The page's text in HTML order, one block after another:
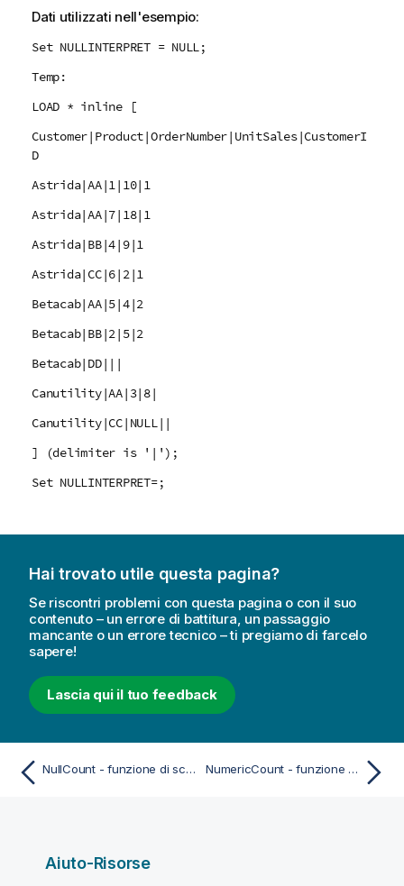
Dati utilizzati nell'esempio:
Set NULLINTERPRET = NULL;
Temp:
LOAD * inline [
Customer|Product|OrderNumber|UnitSales|CustomerI
D
Astrida|AA|1|10|1
Astrida|AA|7|18|1
Astrida|BB|4|9|1
Astrida|CC|6|2|1
Betacab|AA|5|4|2
Betacab|BB|2|5|2
Betacab|DD|||
Canutility|AA|3|8|
Canutility|CC|NULL||
] (delimiter is '|');
Set NULLINTERPRET=;
Hai trovato utile questa pagina?
Se riscontri problemi con questa pagina o con il suo
contenuto – un errore di battitura, un passaggio
mancante o un errore tecnico – ti pregiamo di farcelo
sapere!
Lascia qui il tuo feedback
NullCount - funzione di script NumericCount - funzione di script
Aiuto-Risorse